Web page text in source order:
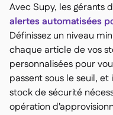
Avec Supy, les gérants
alertes automatisées
Définissez un niveau
chaque article de vos
personnalisées pour
passent sous le seuil,
stock de sécurité
opération